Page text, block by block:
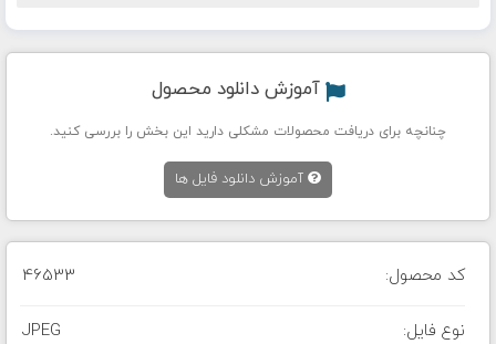
آموزش دانلود محصول
چنانچه برای دریافت محصولات مشکلی دارید این بخش را بررسی کنید.
آموزش دانلود فایل ها
کد محصول: 46533
نوع فایل: JPEG